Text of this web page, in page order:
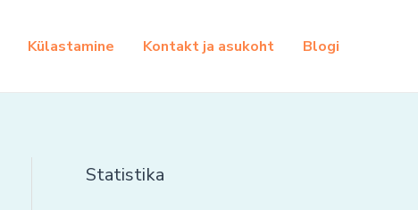
Külastamine Kontakt ja asukoht Blogi
Statistika